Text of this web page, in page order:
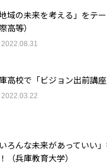
地域の未来を考える」をテ
高等）
2022.08.31
高校で「ビジョン出前講座
2022.03.22
いろんな未来があっていい
（兵庫教育大学）